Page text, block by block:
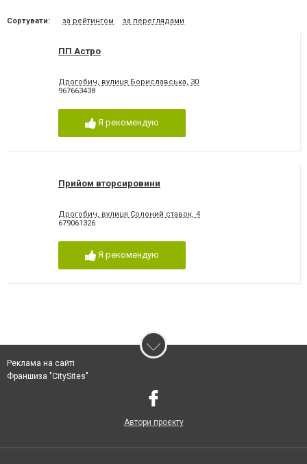
Сортувати: за рейтингом за переглядами
ПП Астро
Дрогобич, вулиця Бориславська, 30
967663438
Я рекомендую
Прийом вторсировини
Дрогобич, вулиця Солоний ставок, 4
679061326
Я рекомендую
Реклама на сайті
Франшиза "CitySites"
Автори проєкту